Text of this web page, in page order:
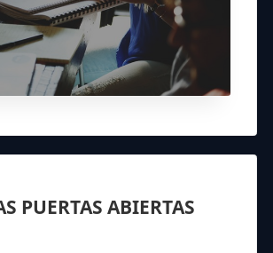
PUERTAS ABIERTAS